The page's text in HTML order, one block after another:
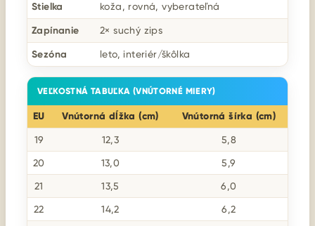
Stielka koža, rovná, vyberateľná
Zapínanie 2× suchý zips
Sezóna leto, interiér/škôlka
VEĽKOSTNÁ TABUĽKA (VNÚTORNÉ MIERY)
EU Vnútorná dĺžka (cm) Vnútorná šírka (cm)
19 12,3 5,8
20 13,0 5,9
21 13,5 6,0
22 14,2 6,2